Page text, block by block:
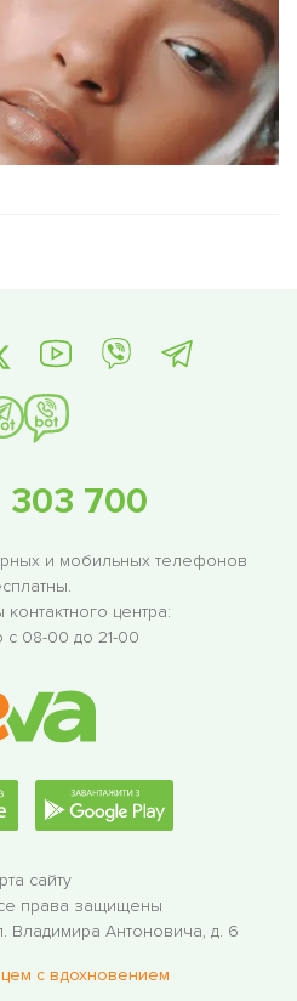
700
и мобильных телефонов
центра:
08-00 до 21-00
сайту
права защищены
Владимира Антоновича, д. 6
c вдохновением